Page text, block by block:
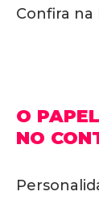
Confira na
O
NO